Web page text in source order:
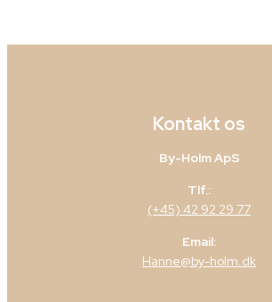
Kontakt os
By-Holm ApS
Tlf.:
(+45) 42 92 29 77
Email:
Hanne@by-holm.dk